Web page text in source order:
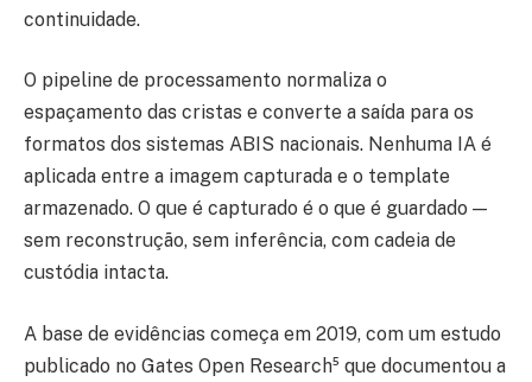
continuidade.
O pipeline de processamento normaliza o
espaçamento das cristas e converte a saída para os
formatos dos sistemas ABIS nacionais. Nenhuma IA é
aplicada entre a imagem capturada e o template
armazenado. O que é capturado é o que é guardado —
sem reconstrução, sem inferência, com cadeia de
custódia intacta.
A base de evidências começa em 2019, com um estudo
publicado no Gates Open Research⁵ que documentou a